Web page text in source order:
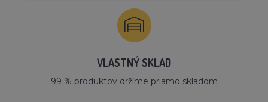
VLASTNÝ SKLAD
99 % produktov držíme priamo skladom